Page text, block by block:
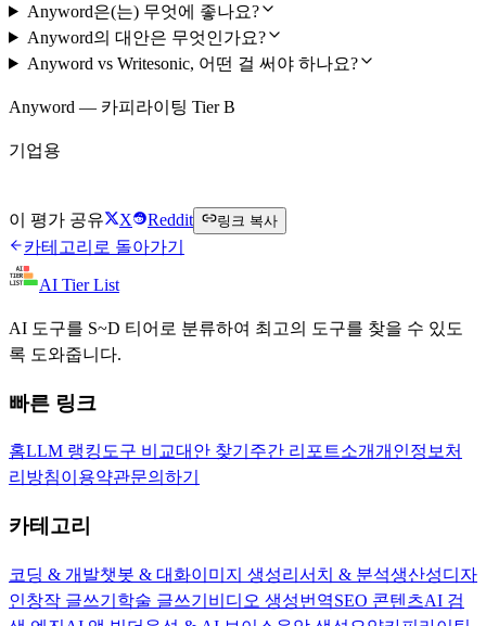
Anyword은(는) 무엇에 좋나요?
Anyword의 대안은 무엇인가요?
Anyword vs Writesonic, 어떤 걸 써야 하나요?
Anyword — 카피라이팅 Tier B
기업용
이 평가 공유 X Reddit 링크 복사
카테고리로 돌아가기
AI Tier List
AI 도구를 S~D 티어로 분류하여 최고의 도구를 찾을 수 있도
록 도와줍니다.
빠른 링크
홈LLM 랭킹 도구 비교대안 찾기 주간 리포트소개개인정보처
리방침이용약관문의하기
카테고리
코딩 & 개발챗봇 & 대화이미지 생성리서치 & 분석생산성디자
인창작 글쓰기 학술 글쓰기 비디오 생성번역SEO 콘텐츠AI 검